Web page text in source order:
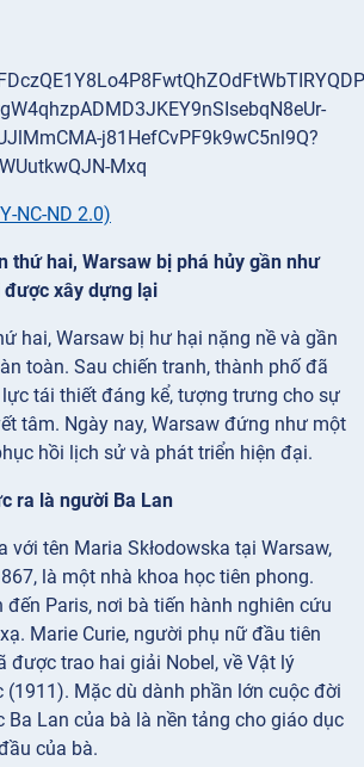
NC-ND 2.0)
thứ hai, Warsaw bị phá hủy gần như
xây dựng lại
hai, Warsaw bị hư hại nặng nề và gần
toàn. Sau chiến tranh, thành phố đã
tái thiết đáng kể, tượng trưng cho sự
tâm. Ngày nay, Warsaw đứng như một
hồi lịch sử và phát triển hiện đại.
ra là người Ba Lan
với tên Maria Skłodowska tại Warsaw,
là một nhà khoa học tiên phong.
đến Paris, nơi bà tiến hành nghiên cứu
Marie Curie, người phụ nữ đầu tiên
được trao hai giải Nobel, về Vật lý
(1911). Mặc dù dành phần lớn cuộc đời
Ba Lan của bà là nền tảng cho giáo dục
của bà.